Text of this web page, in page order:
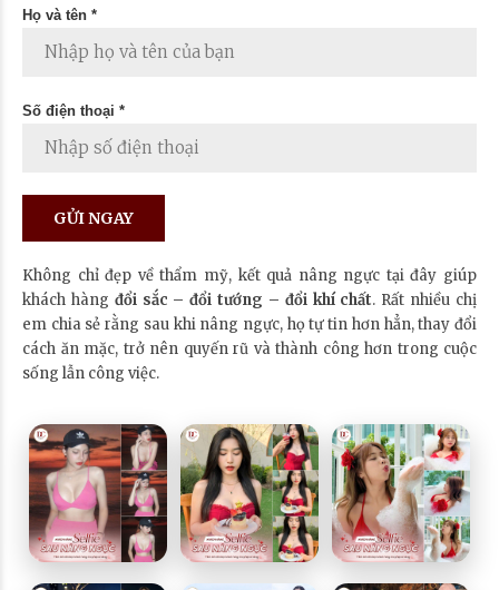
Họ và tên *
Số điện thoại *
Không chỉ đẹp về thẩm mỹ, kết quả nâng ngực tại đây giúp
khách hàng đổi sắc – đổi tướng – đổi khí chất. Rất nhiều chị
em chia sẻ rằng sau khi nâng ngực, họ tự tin hơn hẳn, thay đổi
cách ăn mặc, trở nên quyến rũ và thành công hơn trong cuộc
sống lẫn công việc.